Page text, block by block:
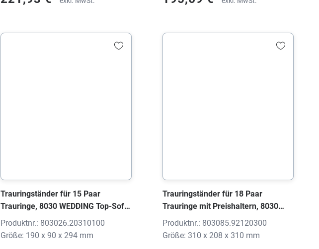
Trauringständer für 15 Paar
Trauringe, 8030 WEDDING Top-Soft
weiss, 190x90x294 mm, ohne Druck
Produktnr.: 803026.20310100
Größe: 190 x 90 x 294 mm
Trauringständer für 18 Paar
Trauringe mit Preishaltern, 8030
WEDDING Holz schwarz,
310x208x310 mm, ohne Druck
Produktnr.: 803085.92120300
Größe: 310 x 208 x 310 mm